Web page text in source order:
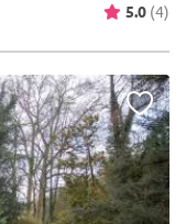
5.0 (4)